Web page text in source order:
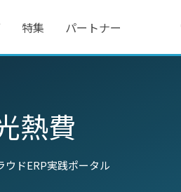
特集 パートナー
熱費
ウドERP実践ポータル